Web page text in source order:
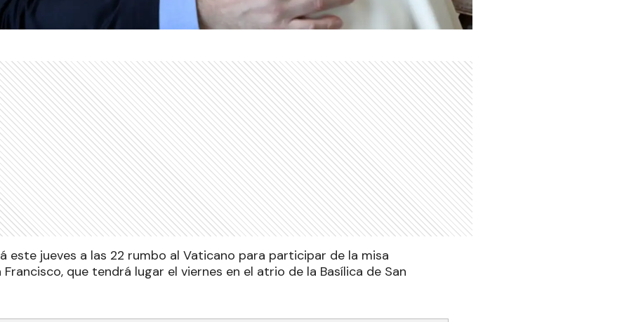
este jueves a las 22 rumbo al Vaticano para participar de la misa
que tendrá lugar el viernes en el atrio de la Basílica de San